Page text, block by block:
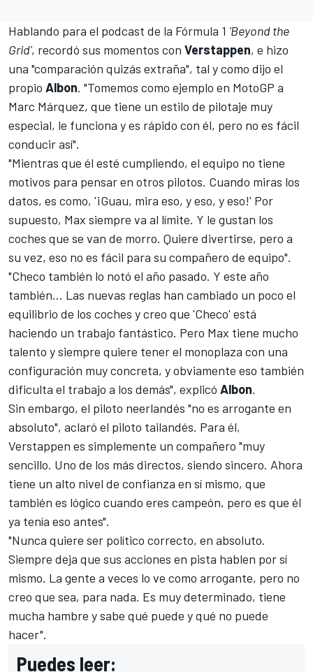
Hablando para el podcast de la Fórmula 1 'Beyond the
Grid', recordó sus momentos con Verstappen, e hizo
una "comparación quizás extraña", tal y como dijo el
propio Albon. "Tomemos como ejemplo en MotoGP a
Marc Márquez, que tiene un estilo de pilotaje muy
especial, le funciona y es rápido con él, pero no es fácil
conducir así".
"Mientras que él esté cumpliendo, el equipo no tiene
motivos para pensar en otros pilotos. Cuando miras los
datos, es como, '¡Guau, mira eso, y eso, y eso!' Por
supuesto, Max siempre va al límite. Y le gustan los
coches que se van de morro. Quiere divertirse, pero a
su vez, eso no es fácil para su compañero de equipo".
"Checo también lo notó el año pasado. Y este año
también... Las nuevas reglas han cambiado un poco el
equilibrio de los coches y creo que 'Checo' está
haciendo un trabajo fantástico. Pero Max tiene mucho
talento y siempre quiere tener el monoplaza con una
configuración muy concreta, y obviamente eso también
dificulta el trabajo a los demás", explicó Albon.
Sin embargo, el piloto neerlandés "no es arrogante en
absoluto", aclaró el piloto tailandés. Para él,
Verstappen es simplemente un compañero "muy
sencillo. Uno de los más directos, siendo sincero. Ahora
tiene un alto nivel de confianza en sí mismo, que
también es lógico cuando eres campeón, pero es que él
ya tenía eso antes".
"Nunca quiere ser político correcto, en absoluto.
Siempre deja que sus acciones en pista hablen por sí
mismo. La gente a veces lo ve como arrogante, pero no
creo que sea, para nada. Es muy determinado, tiene
mucha hambre y sabe qué puede y qué no puede
hacer".
Puedes leer: